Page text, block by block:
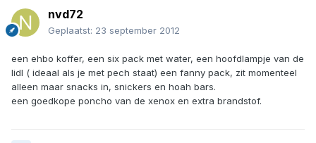
nvd72
Geplaatst: 23 september 2012
een ehbo koffer, een six pack met water, een hoofdlampje van de
lidl ( ideaal als je met pech staat) een fanny pack, zit momenteel
alleen maar snacks in, snickers en hoah bars.
een goedkope poncho van de xenox en extra brandstof.